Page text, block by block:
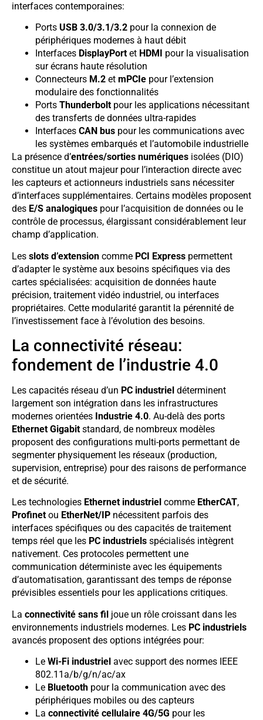
interfaces contemporaines:
Ports USB 3.0/3.1/3.2 pour la connexion de
périphériques modernes à haut débit
Interfaces DisplayPort et HDMI
pour la visualisation
sur écrans haute résolution
Connecteurs M.2 et mPCIe pour l’extension
modulaire des fonctionnalités
Ports Thunderbolt pour les applications nécessitant
des transferts de données ultra-rapides
Interfaces CAN bus pour les communications avec
les systèmes embarqués et l’automobile industrielle
La présence d’entrées/sorties numériques isolées (DIO)
constitue un atout majeur pour l’interaction directe avec
les capteurs et actionneurs industriels sans nécessiter
d’interfaces supplémentaires. Certains modèles proposent
des E/S analogiques pour l’acquisition de données ou le
contrôle de processus, élargissant considérablement leur
champ d’application.
Les slots d’extension comme PCI Express permettent
d’adapter le système aux besoins spécifiques via des
cartes spécialisées: acquisition de données haute
précision, traitement vidéo industriel, ou interfaces
propriétaires. Cette modularité garantit la pérennité de
l’investissement face à l’évolution des besoins.
La connectivité réseau:
fondement de l’industrie 4.0
Les capacités réseau d’un PC industriel déterminent
largement son intégration dans les infrastructures
modernes orientées Industrie 4.0. Au-delà des ports
Ethernet Gigabit standard, de nombreux modèles
proposent des configurations multi-ports permettant de
segmenter physiquement les réseaux (production,
supervision, entreprise) pour des raisons de performance
et de sécurité.
Les technologies Ethernet industriel comme EtherCAT,
Profinet ou EtherNet/IP nécessitent parfois des
interfaces spécifiques ou des capacités de traitement
temps réel que les PC industriels spécialisés intègrent
nativement. Ces protocoles permettent une
communication déterministe avec les équipements
d’automatisation, garantissant des temps de réponse
prévisibles essentiels pour les applications critiques.
La connectivité sans fil joue un rôle croissant dans les
environnements industriels modernes. Les PC industriels
avancés proposent des options intégrées pour:
Le Wi-Fi industriel avec support des normes IEEE
802.11a/b/g/n/ac/ax
Le Bluetooth pour la communication avec des
périphériques mobiles ou des capteurs
La connectivité cellulaire 4G/5G pour les